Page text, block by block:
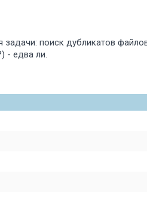
поиск дубликатов
- едва ли.